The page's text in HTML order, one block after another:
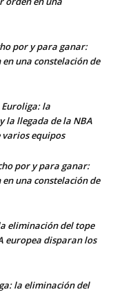
por y para ganar:
una constelación de
la
la llegada de la NBA
equipos
por y para ganar:
una constelación de
eliminación del tope
europea disparan los
la eliminación del